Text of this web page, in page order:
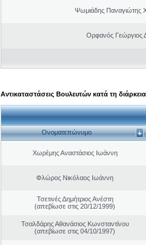
Ψωμιάδης Παναγιώτης
Ορφανός Γεώργιος
Αντικαταστάσεις Βουλευτών κατά τη
Ονοματεπώνυμο
Χωρέμης Αναστάσιος Ιωάννη
Φλώρος Νικόλαος Ιωάννη
Τσετινές Δημήτριος Ανέστη
(απεβίωσε στις 20/12/1999)
Τσαλδάρης Αθανάσιος Κωνσταντίνου
(απεβίωσε στις 04/10/1997)